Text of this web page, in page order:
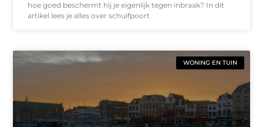
hoe goed beschermt hij je eigenlijk tegen inbraak? In dit
artikel lees je alles over schuifpoort
WONING EN TUIN